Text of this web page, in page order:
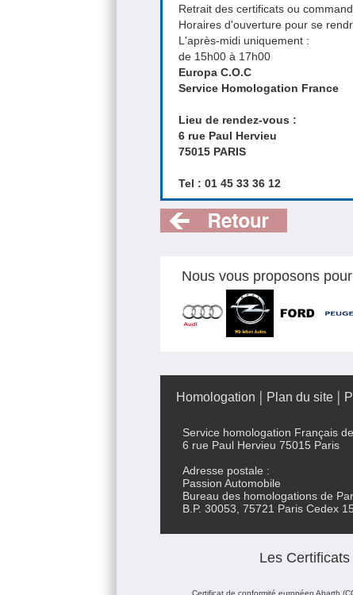
Retrait des certificats ou
Horaires d'ouverture pour se
L'après-midi uniquement :
de 15h00 à 17h00
Europa C.O.C
Service Homologation France
Lieu de rendez-vous :
6 rue Paul Hervieu
75015 PARIS
Tel : 01 45 33 36 12
Nous vous proposons
Homologation Plan du site
Service homologation Français
6 rue Paul Hervieu 75015 Paris
Adresse postale :
Passion Automobile
Bureau des homologations de
B.P. 30053, 75721 Paris Cedex 15
Les
Certificat de conformité européen Abarth